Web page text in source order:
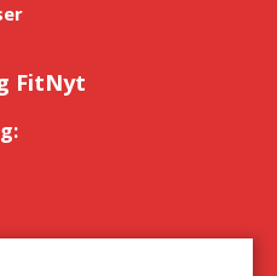
FitNyt